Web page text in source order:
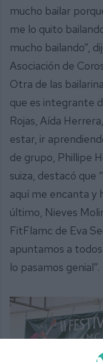
mucho bailar
me lo quito
mucho bailando”,
Asociación de
Otra de las
que es integrante
Rojas, Aída
estar, ir
de grupo, Phillipe
suiza, destacó que
aquí me encanta y
último, Nieves
FitFlamc de Eva
apuntamos a
lo pasamos genial”.